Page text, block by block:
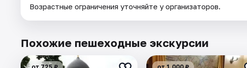
Возрастные ограничения уточняйте у организаторов.
Похожие пешеходные экскурсии